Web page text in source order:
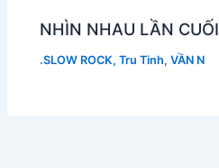
NHÌN NHAU LẦN CUỐI
.SLOW ROCK,Tru Tinh,VẦN N